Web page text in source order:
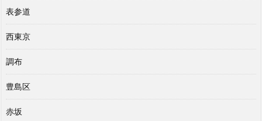
表参道
西東京
調布
豊島区
赤坂